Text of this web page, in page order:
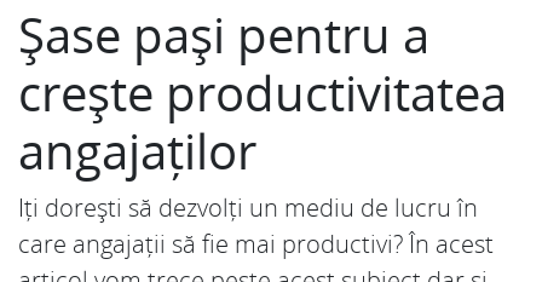
Șase pași pentru a
crește productivitatea
angajaților
Iți dorești să dezvolți un mediu de lucru în
care angajații să fie mai productivi? În acest